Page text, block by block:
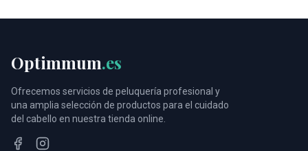
Optimmum.es
Ofrecemos servicios de peluquería profesional y
una amplia selección de productos para el cuidado
del cabello en nuestra tienda online.